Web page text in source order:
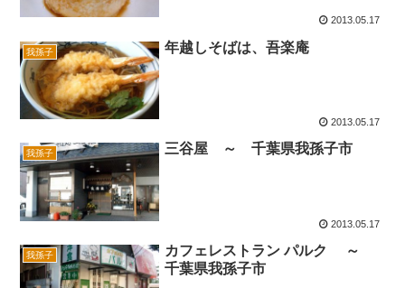
2013.05.17
我孫子 年越しそばは、吾楽庵
2013.05.17
我孫子 三谷屋 ～ 千葉県我孫子市
2013.05.17
我孫子
カフェレストラン パルク ～
千葉県我孫子市